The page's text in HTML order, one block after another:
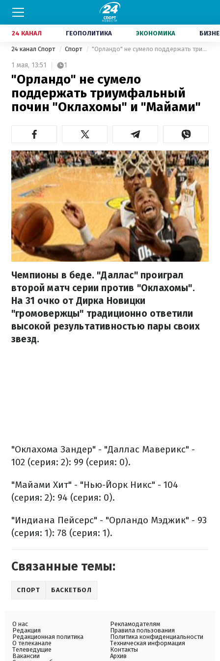
24 КАНАЛ ГЕОПОЛИТИКА ЭКОНОМИКА
24 канал Спорт Спорт "Орландо" не сумело поддержать триумфальный почин "Оклахомы" и "Майами"
1 мая, 13:51 1
"Орландо" не сумело
поддержать триумфальный
почин "Оклахомы" и "Майами"
Чемпионы в беде. "Даллас" проиграл
второй матч серии против "Оклахомы".
На 31 очко от Дирка Новицки
"громовержцы" традиционно ответили
высокой результативностью пары своих
звезд.
"Оклахома Зандер" - "Даллас Маверикс" -
102 (серия: 2): 99 (серия: 0).
"Майами Хит" - "Нью-Йорк Никс" - 104
(серия: 2): 94 (серия: 0).
"Индиана Пейсерс" - "Орландо Мэджик" - 93
(серия: 1): 78 (серия: 1).
Связанные темы:
СПОРТ БАСКЕТБОЛ
О нас
Редакция
Редакционная политика
О телеканале
Телеведущие
Вакансии
Рекламодателям
Правила пользования
Политика конфиденциальности
Техническая информация
Контакты
Архив